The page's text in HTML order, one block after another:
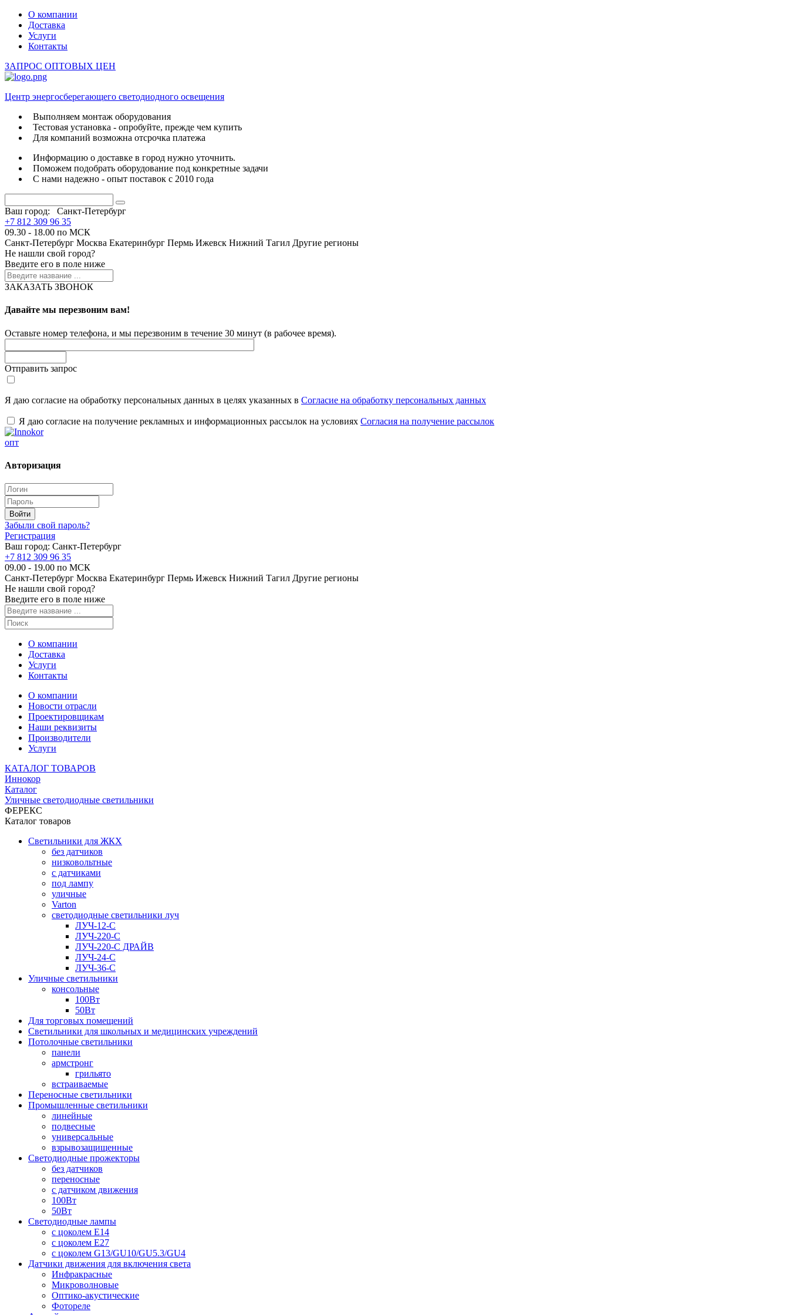
О компании
Доставка
Услуги
Контакты
ЗАПРОС ОПТОВЫХ ЦЕН
Центр энергосберегающего светодиодного освещения
Выполняем монтаж оборудования
Тестовая установка - опробуйте, прежде чем купить
Для компаний возможна отсрочка платежа
Информацию о доставке в город нужно уточнить.
Поможем подобрать оборудование под конкретные задачи
С нами надежно - опыт поставок с 2010 года
Ваш город:
Санкт-Петербург
+7 812 309 96 35
09.30 - 18.00 по МСК
Санкт-Петербург Москва Екатеринбург Пермь Ижевск Нижний Тагил Другие регионы
Не нашли свой город?
Введите его в поле ниже
ЗАКАЗАТЬ ЗВОНОК
Давайте мы перезвоним вам!
Оставьте номер телефона, и мы перезвоним в течение 30 минут (в рабочее время).
Отправить запрос
Я даю согласие на обработку персональных данных в целях указанных в Согласие на обработку персональных данных
Я даю согласие на получение рекламных и информационных рассылок на условиях Согласия на получение рассылок
опт
Авторизация
Забыли свой пароль?
Регистрация
Ваш город: Санкт-Петербург
+7 812 309 96 35
09.00 - 19.00 по МСК
Санкт-Петербург Москва Екатеринбург Пермь Ижевск Нижний Тагил Другие регионы
Не нашли свой город?
Введите его в поле ниже
О компании
Доставка
Услуги
Контакты
О компании
Новости отрасли
Проектировщикам
Наши реквизиты
Производители
Услуги
КАТАЛОГ ТОВАРОВ
Иннокор
Каталог
Уличные светодиодные светильники
ФЕРЕКС
Каталог товаров
Светильники для ЖКХ
без датчиков
низковольтные
с датчиками
под лампу
уличные
Varton
светодиодные светильники луч
ЛУЧ-12-С
ЛУЧ-220-С
ЛУЧ-220-С ДРАЙВ
ЛУЧ-24-С
ЛУЧ-36-С
Уличные светильники
консольные
100Вт
50Вт
Для торговых помещений
Светильники для школьных и медицинских учреждений
Потолочные светильники
панели
армстронг
грильято
встраиваемые
Переносные светильники
Промышленные светильники
линейные
подвесные
универсальные
взрывозащищенные
Светодиодные прожекторы
без датчиков
переносные
с датчиком движения
100Вт
50Вт
Светодиодные лампы
с цоколем E14
с цоколем E27
с цоколем G13/GU10/GU5.3/GU4
Датчики движения для включения света
Инфракрасные
Микроволновые
Оптико-акустические
Фотореле